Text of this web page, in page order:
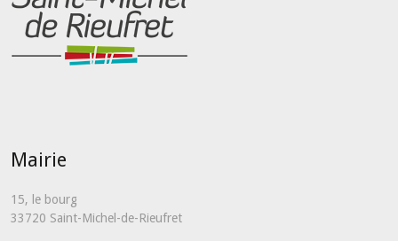
Mairie
15, le bourg
33720 Saint-Michel-de-Rieufret